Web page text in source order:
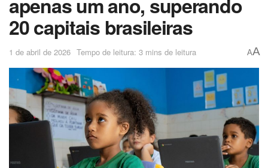
20 capitais brasileiras
1 de abril de 2026 Tempo de leitura: 3 mins de leitura AA